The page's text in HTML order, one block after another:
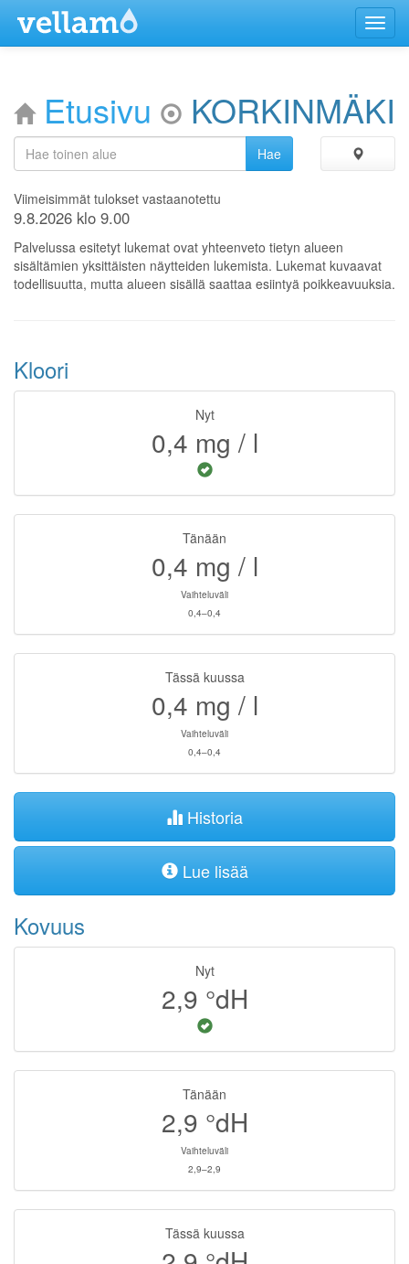
Menu
Etusivu KORKINMÄKI
Viimeisimmät tulokset vastaanotettu
9.8.2026 klo 9.00
Palvelussa esitetyt lukemat ovat yhteenveto tietyn alueen
sisältämien yksittäisten näytteiden lukemista. Lukemat kuvaavat
todellisuutta, mutta alueen sisällä saattaa esiintyä poikkeavuuksia.
Kloori
Nyt
0,4 mg / l
Tänään
0,4 mg / l
Vaihteluväli
0,4–0,4
Tässä kuussa
0,4 mg / l
Vaihteluväli
0,4–0,4
Historia
Lue lisää
Kovuus
Nyt
2,9 °dH
Tänään
2,9 °dH
Vaihteluväli
2,9–2,9
Tässä kuussa